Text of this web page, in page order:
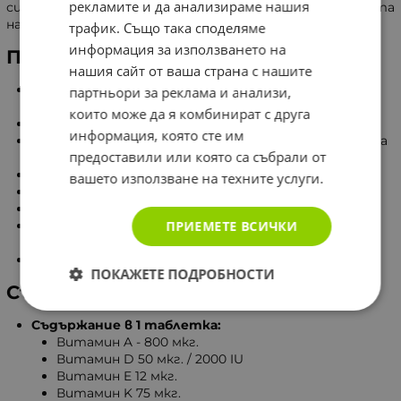
силно усвоимите форми, гарантират ефективността
на продукта.
Полезни свойства
Регулира метаболизма на калция и фосфатите в
организма.
Осигурява правилна костна плътност.
Помага за правилното функциониране на нервната
система.
Намалява риска от развитие на остеопороза.
Участва в борбата със свободните радикали.
Подкрепя кръвоносната система.
Подпомага функционирането на органа на
Състав
Съдържание в 1 таблетка:
Витамин A - 800 мкг.
Витамин D 50 мкг. / 2000 IU
Витамин E 12 мкг.
Витамин K 75 мкг.
рекламите и да анализираме нашия
трафик. Също така споделяме
информация за използването на
нашия сайт от ваша страна с нашите
партньори за реклама и анализи,
които може да я комбинират с друга
информация, която сте им
предоставили или която са събрали от
вашето използване на техните услуги.
ПРИЕМЕТЕ ВСИЧКИ
ПОКАЖЕТЕ ПОДРОБНОСТИ